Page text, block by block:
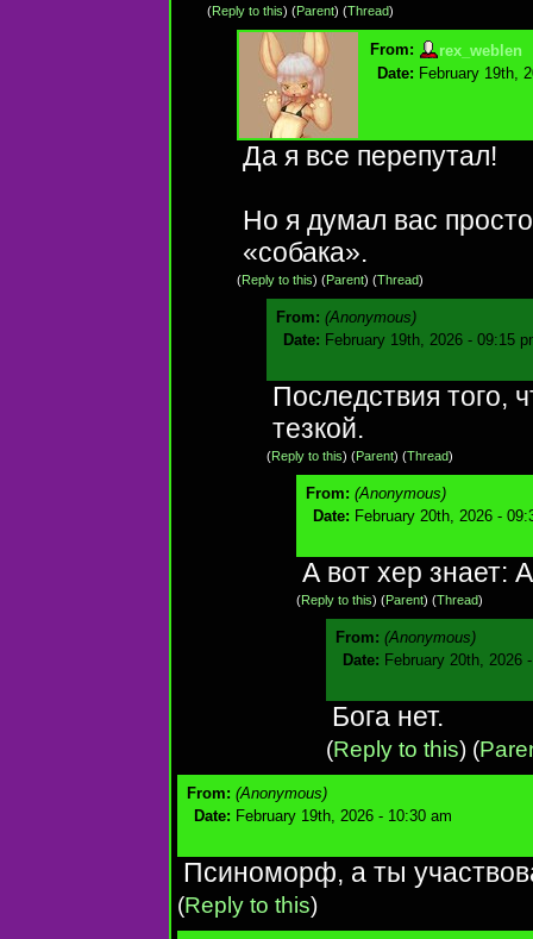
(Reply to this) (Parent) (Thread)
From:
rex_weblen
Date: February 19th,
Да я все перепутал!
Но я думал вас
«собака».
(Reply to this) (Parent) (Thread)
From: (Anonymous)
Date: February 19th, 2026 - 09:15
Последствия того,
тезкой.
(Reply to this) (Parent) (Thread)
From: (Anonymous)
Date: February 20th, 2026 -
А вот хер знает:
(Reply to this) (Parent) (Thread)
From: (Anonymous)
Date: February 20th, 2026
Бога нет.
(Reply to this) (
From: (Anonymous)
Date: February 19th, 2026 - 10:30 am
Псиноморф, а ты
(Reply to this)